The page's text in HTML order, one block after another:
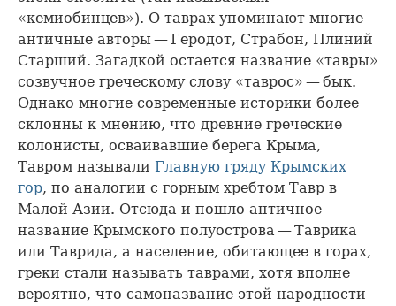
«кемиобинцев»). О таврах упоминают многие
античные авторы — Геродот, Страбон, Плиний
Старший. Загадкой остается название «тавры»
созвучное греческому слову «таврос» — бык.
Однако многие современные историки более
склонны к мнению, что древние греческие
колонисты, осваивавшие берега Крыма,
Тавром называли Главную гряду Крымских
гор, по аналогии с горным хребтом Тавр в
Малой Азии. Отсюда и пошло античное
название Крымского полуострова — Таврика
или Таврида, а население, обитающее в горах,
греки стали называть таврами, хотя вполне
вероятно, что самоназвание этой народности